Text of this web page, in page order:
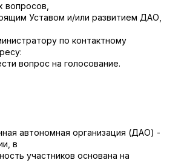
Уставом и/или развитием ДАО,
по контактному
вопрос на голосование.
автономная организация (ДАО) -
в
участников основана на